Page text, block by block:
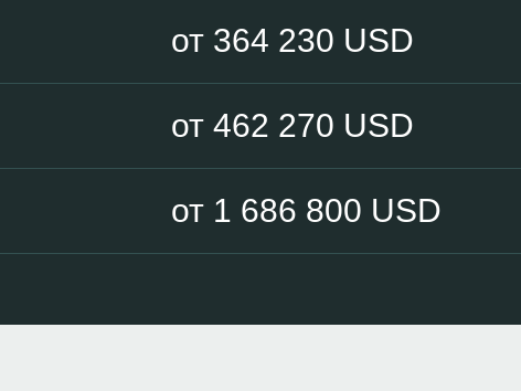
от 364 230 USD
от 462 270 USD
от 1 686 800 USD